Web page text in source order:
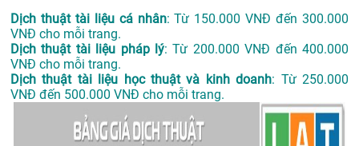
Dịch thuật tài liệu cá nhân: Từ 150.000 VNĐ đến 300.000
VNĐ cho mỗi trang.
Dịch thuật tài liệu pháp lý: Từ 200.000 VNĐ đến 400.000
VNĐ cho mỗi trang.
Dịch thuật tài liệu học thuật và kinh doanh: Từ 250.000
VNĐ đến 500.000 VNĐ cho mỗi trang.